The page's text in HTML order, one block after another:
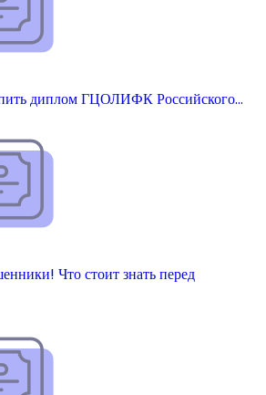
диплом ГЦОЛИФК Российского…
Что стоит знать перед